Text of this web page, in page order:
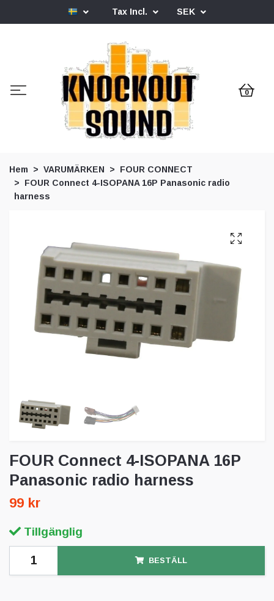
Tax Incl. SEK
0
Hem VARUMÄRKEN
FOUR CONNECT
FOUR Connect 4-ISOPANA 16P Panasonic radio
harness
FOUR Connect 4-ISOPANA 16P
Panasonic radio harness
99 kr
Tillgänglig
BESTÄLL